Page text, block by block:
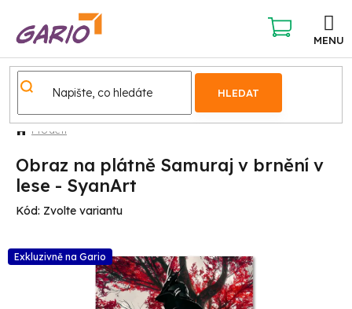
obsah
HLEDAT
NÁKUPNÍ
KOŠÍK
Pro děti
Obraz na plátně Samuraj v brnění v
lese - SyanArt
Kód: Zvolte variantu
Exkluzivně na Gario